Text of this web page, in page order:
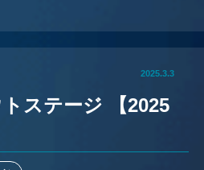
2025.3.3
ステージ 【2025